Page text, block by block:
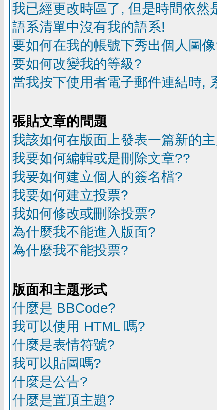
我已經更改時區了, 但是時間依然
語系清單中沒有我的語系!
要如何在我的帳號下秀出個人圖
要如何改變我的等級?
當我按下使用者電子郵件連結時,
張貼文章的問題
我該如何在版面上發表一篇新的
我要如何編輯或是刪除文章??
我要如何建立個人的簽名檔?
我要如何建立投票?
我如何修改或刪除投票?
為什麼我不能進入版面?
為什麼我不能投票?
版面和主題形式
什麼是 BBCode?
我可以使用 HTML 嗎?
什麼是表情符號?
我可以貼圖嗎?
什麼是公告?
什麼是置頂主題?